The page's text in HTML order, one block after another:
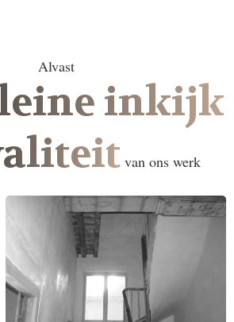
Alvast
inkijk
van ons werk